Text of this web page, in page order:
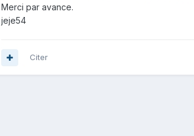
Merci par avance.
jeje54
Citer